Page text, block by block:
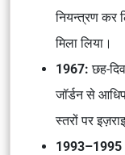
नियन्त्रण कर
मिला लिया।
1967:छह-
जॉर्डन से
स्तरों पर